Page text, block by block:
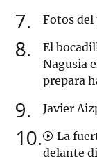
7 Fotos del
8
El
Nagusia
prepara
9 Javier
10
La
delante